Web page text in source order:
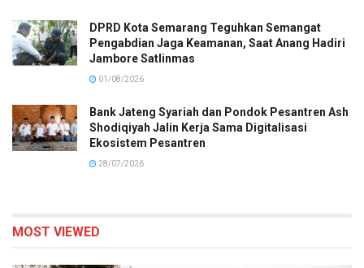
DPRD Kota Semarang Teguhkan Semangat
Pengabdian Jaga Keamanan, Saat Anang Hadiri
Jambore Satlinmas
01/08/2026
Bank Jateng Syariah dan Pondok Pesantren Ash
Shodiqiyah Jalin Kerja Sama Digitalisasi
Ekosistem Pesantren
28/07/2026
MOST VIEWED